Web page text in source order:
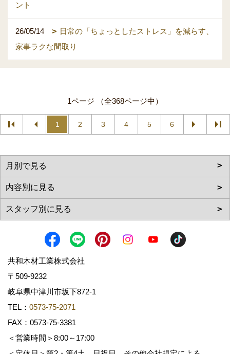
ント
26/05/14
日常の「ちょっとしたストレス」を減らす、
家事ラクな間取り
1ページ （全368ページ中）
1 2 3 4 5 6
共和木材工業株式会社
〒509-9232
岐阜県中津川市坂下872‐1
TEL： 0573-75-2071
FAX：0573-75-3381
＜営業時間＞8:00～17:00